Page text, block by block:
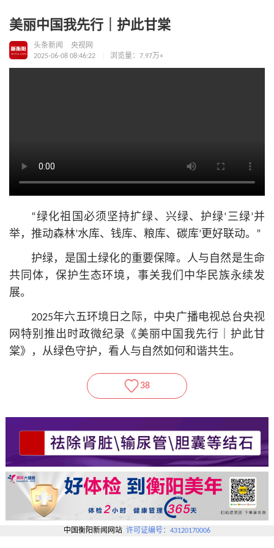
美丽中国我先行｜护此甘棠
头条新闻
央视网
2025-06-08 08:46:22
浏览量：7.97万+
“绿化祖国必须坚持扩绿、兴绿、护绿‘三绿’并
举，推动森林’水库、钱库、粮库、碳库’更好联动。”
护绿，是国土绿化的重要保障。人与自然是生命
共同体，保护生态环境，事关我们中华民族永续发
展。
2025年六五环境日之际，中央广播电视总台央视
网特别推出时政微纪录《美丽中国我先行｜护此甘
棠》，从绿色守护，看人与自然如何和谐共生。
38
中国衡阳新闻网站 许可证编号：43120170006